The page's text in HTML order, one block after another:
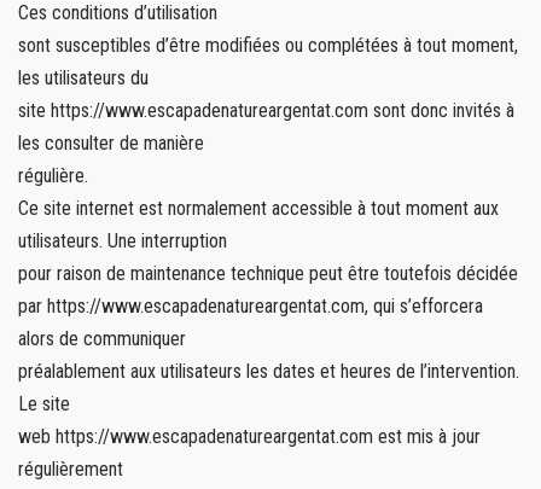
Ces conditions d’utilisation
sont susceptibles d’être modifiées ou complétées à tout moment,
les utilisateurs du
site https://www.escapadenatureargentat.com sont donc invités à
les consulter de manière
régulière.
Ce site internet est normalement accessible à tout moment aux
utilisateurs. Une interruption
pour raison de maintenance technique peut être toutefois décidée
par https://www.escapadenatureargentat.com, qui s’efforcera
alors de communiquer
préalablement aux utilisateurs les dates et heures de l’intervention.
Le site
web https://www.escapadenatureargentat.com est mis à jour
régulièrement